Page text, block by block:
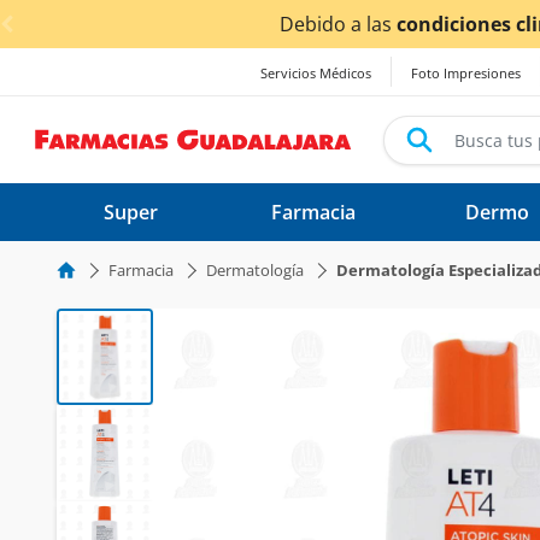
< div class="carousel-inner">
por las lluvias, los tiempos de entregapodrían
Servicios Médicos Foto Impresiones
Super Farmacia Dermo
Farmacia Dermatología Dermatología